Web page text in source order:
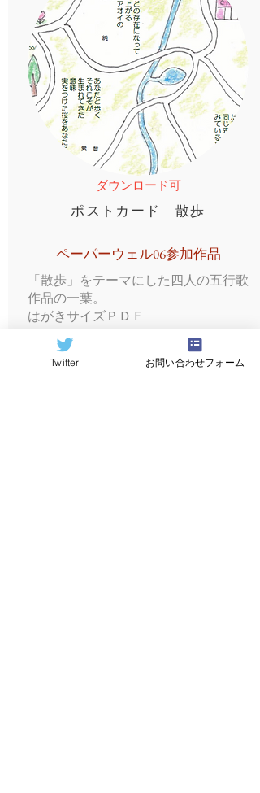
ダウンロード可
ポストカード 散歩
ペーパーウェル06参加作品
「散歩」をテーマにした四人の五行歌
作品の一葉。
はがきサイズＰＤＦ
Twitter お問い合わせフォーム